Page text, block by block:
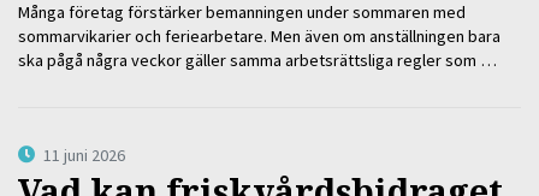
Många företag förstärker bemanningen under sommaren med
sommarvikarier och feriearbetare. Men även om anställningen bara
ska pågå några veckor gäller samma arbetsrättsliga regler som …
11 juni 2026